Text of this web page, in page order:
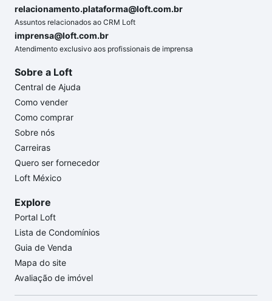
relacionamento.plataforma@loft.com.br
Assuntos relacionados ao CRM Loft
imprensa@loft.com.br
Atendimento exclusivo aos profissionais de imprensa
Sobre a Loft
Central de Ajuda
Como vender
Como comprar
Sobre nós
Carreiras
Quero ser fornecedor
Loft México
Explore
Portal Loft
Lista de Condomínios
Guia de Venda
Mapa do site
Avaliação de imóvel